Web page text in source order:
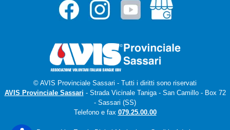
© AVIS Provinciale Sassari - Tutti i diritti sono riservati
AVIS Provinciale Sassari - Strada Vicinale Taniga - San Camillo - Box 72
- Sassari (SS)
Telefono e fax 079.25.00.00